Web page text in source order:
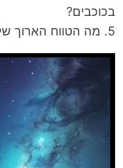
בכוכבים?
5. מה הטווח הארוך של Starry Sojourn?